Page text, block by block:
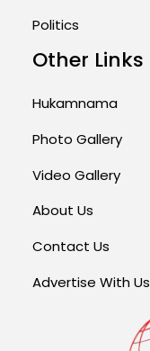
Politics
Other Links
Hukamnama
Photo Gallery
Video Gallery
About Us
Contact Us
Advertise With Us